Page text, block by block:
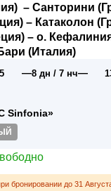
–Санторини
– Катаколон
–о.
(Италия)
—8 дн / 7 нч—
Sinfonia»
бронировании до 31